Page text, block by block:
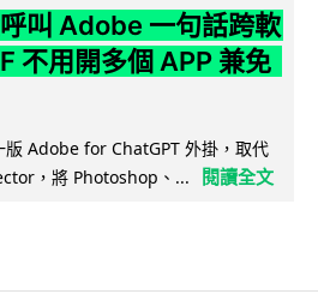
叫 Adobe 一句話跨軟
不用開多個 APP 兼免
Adobe for ChatGPT 外掛，取代
，將 Photoshop、...
閱讀全文